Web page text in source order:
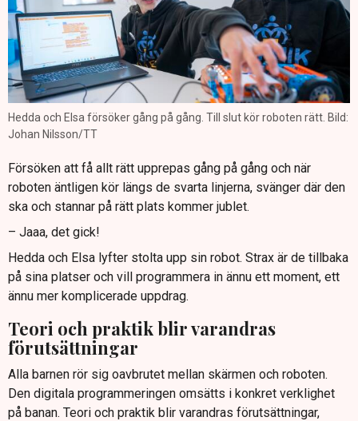
Hedda och Elsa försöker gång på gång. Till slut kör roboten rätt. Bild:
Johan Nilsson/TT
Försöken att få allt rätt upprepas gång på gång och när
roboten äntligen kör längs de svarta linjerna, svänger där den
ska och stannar på rätt plats kommer jublet.
– Jaaa, det gick!
Hedda och Elsa lyfter stolta upp sin robot. Strax är de tillbaka
på sina platser och vill programmera in ännu ett moment, ett
ännu mer komplicerade uppdrag.
Teori och praktik blir varandras
förutsättningar
Alla barnen rör sig oavbrutet mellan skärmen och roboten.
Den digitala programmeringen omsätts i konkret verklighet
på banan. Teori och praktik blir varandras förutsättningar,